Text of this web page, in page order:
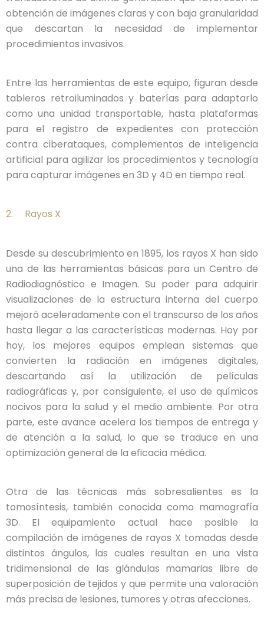
obtención de imágenes claras y con baja granularidad
que descartan la necesidad de implementar
procedimientos invasivos.
Entre las herramientas de este equipo, figuran desde
tableros retroiluminados y baterías para adaptarlo
como una unidad transportable, hasta plataformas
para el registro de expedientes con protección
contra ciberataques, complementos de inteligencia
artificial para agilizar los procedimientos y tecnología
para capturar imágenes en 3D y 4D en tiempo real.
2. Rayos X
Desde su descubrimiento en 1895, los rayos X han sido
una de las herramientas básicas para un Centro de
Radiodiagnóstico e Imagen. Su poder para adquirir
visualizaciones de la estructura interna del cuerpo
mejoró aceleradamente con el transcurso de los años
hasta llegar a las características modernas. Hoy por
hoy, los mejores equipos emplean sistemas que
convierten la radiación en imágenes digitales,
descartando así la utilización de películas
radiográficas y, por consiguiente, el uso de químicos
nocivos para la salud y el medio ambiente. Por otra
parte, este avance acelera los tiempos de entrega y
de atención a la salud, lo que se traduce en una
optimización general de la eficacia médica.
Otra de las técnicas más sobresalientes es la
tomosíntesis, también conocida como mamografía
3D. El equipamiento actual hace posible la
compilación de imágenes de rayos X tomadas desde
distintos ángulos, las cuales resultan en una vista
tridimensional de las glándulas mamarias libre de
superposición de tejidos y que permite una valoración
más precisa de lesiones, tumores y otras afecciones.